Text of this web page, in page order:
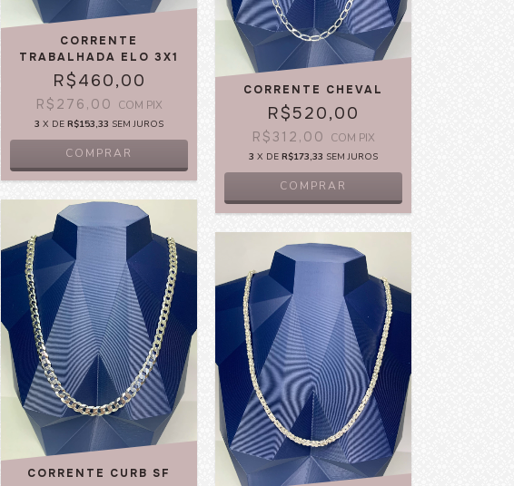
CORRENTE
TRABALHADA ELO 3X1
R$460,00
R$276,00 COM PIX
3 X DER$153,33 SEM JUROS
COMPRAR
CORRENTE CHEVAL
R$520,00
R$312,00 COM PIX
3 X DER$173,33 SEM JUROS
COMPRAR
CORRENTE CURB SF